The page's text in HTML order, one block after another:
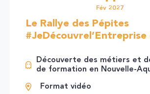
Le Rallye des Pépites
#JeDécouvrel’Entreprise
Fév 2027
Découverte des métiers et
de formation en Nouvelle-
Format vidéo